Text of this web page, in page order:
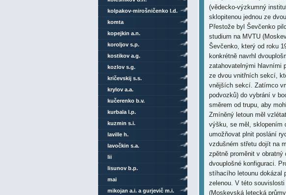
kolpakov-mirošničenko l.d.
komta
kopejkin a.n.
koroljov s.p.
kostikov a.g.
kozlov s.g.
kričevskij s.s.
krylov a.a.
kučerenko b.v.
kurbala l.p.
kuzmin s.i.
laville h.
lavočkin s.a.
lii
lisunov b.p.
mai
mikojan a.i. a gurjevič m.i.